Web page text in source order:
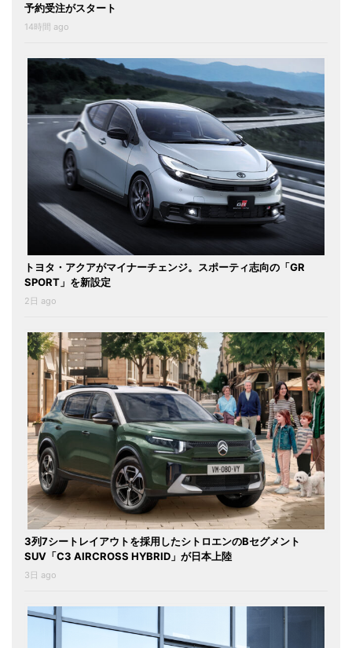
予約受注がスタート
14時間 ago
トヨタ・アクアがマイナーチェンジ。スポーティ志向の「GR
SPORT」を新設定
2日 ago
3列7シートレイアウトを採用したシトロエンのBセグメント
SUV「C3 AIRCROSS HYBRID」が日本上陸
3日 ago